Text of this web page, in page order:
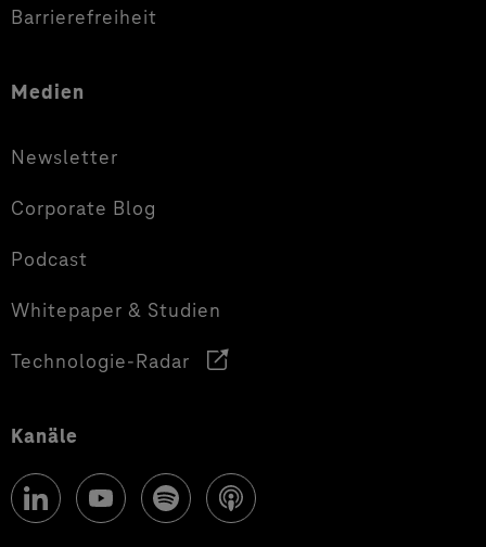
Barrierefreiheit
Medien
Newsletter
Corporate Blog
Podcast
Whitepaper & Studien
Technologie-Radar
Kanäle